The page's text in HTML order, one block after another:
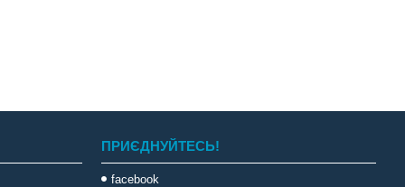
ПРИЄДНУЙТЕСЬ!
facebook